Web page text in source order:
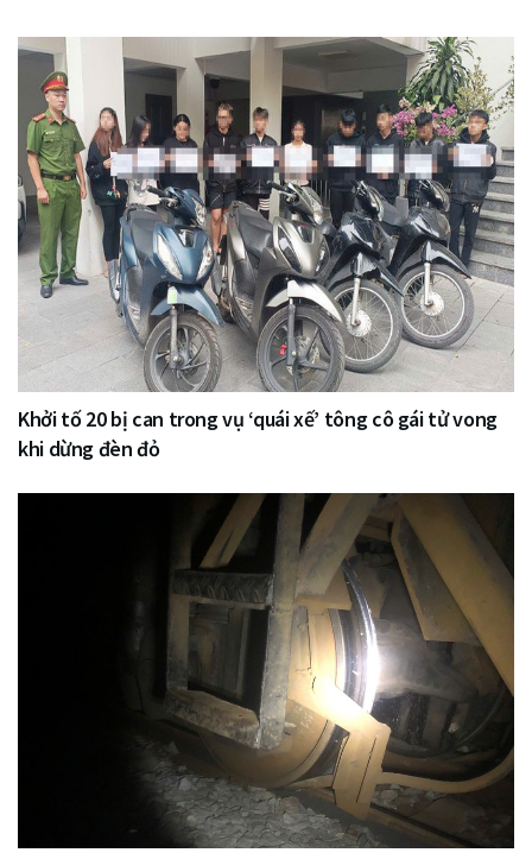
Khởi tố 20 bị can trong vụ ‘quái xế’ tông cô gái tử vong
khi dừng đèn đỏ